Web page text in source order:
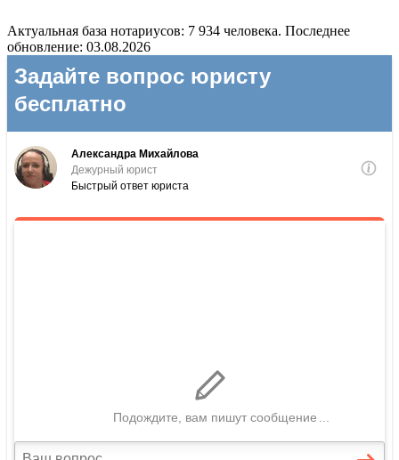
Актуальная база нотариусов: 7 934 человека. Последнее
обновление: 03.08.2026